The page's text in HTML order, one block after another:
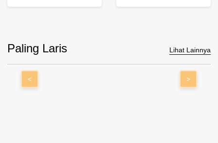
Paling Laris Lihat Lainnya
< >